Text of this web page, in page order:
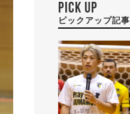
PICK UP
ピックアップ記事